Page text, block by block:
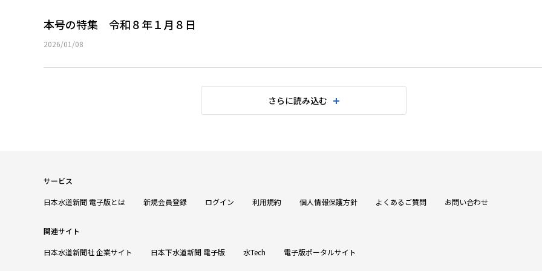
本号の特集 令和８年１月８日
2026/01/08
さらに読み込む
サービス
日本水道新聞 電子版とは 新規会員登録 ログイン 利用規約 個人情報保護方針 よくあるご質問 お問い合わせ
関連サイト
日本水道新聞社 企業サイト 日本下水道新聞 電子版 水Tech 電子版ポータルサイト